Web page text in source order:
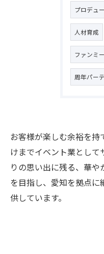
プロデュ
人材育成
ファンミ
周年パー
お客様が楽しむ余裕を
けまでイベント業として
りの思い出に残る、華
を目指し、愛知を拠点
供しています。